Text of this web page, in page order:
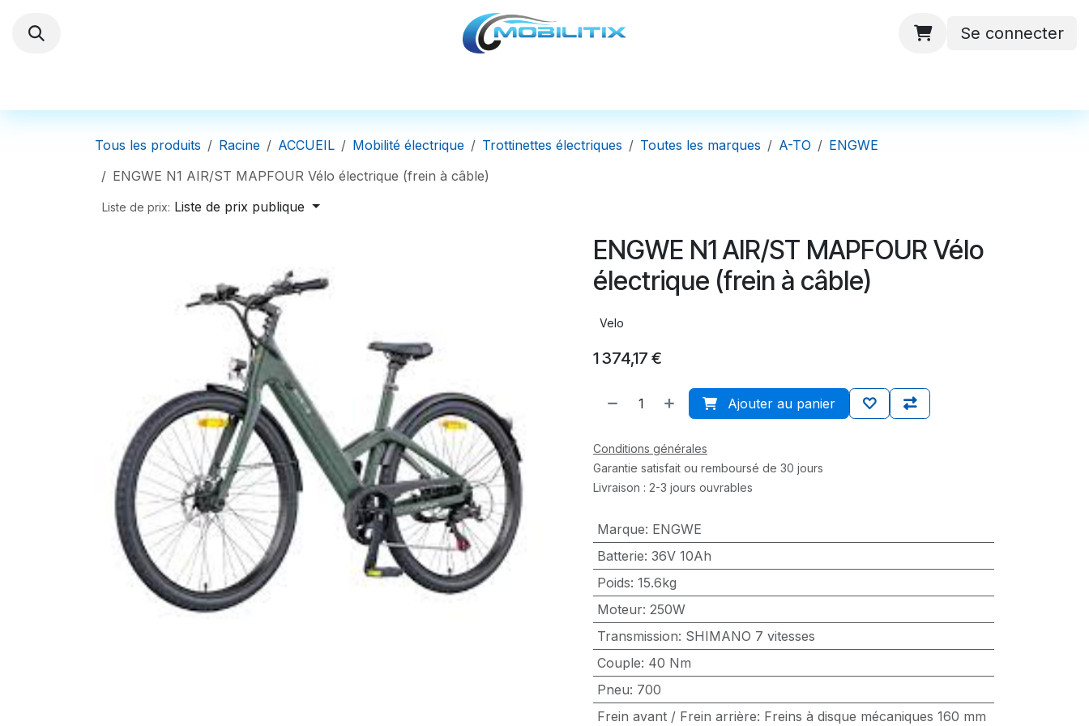
Se connecter
Tous les produits Racine ACCUEIL Mobilité électrique Trottinettes électriques Toutes les marques A-TO
ENGWE
ENGWE N1 AIR/ST MAPFOUR Vélo électrique (frein à câble)
Liste de prix: Liste de prix publique
ENGWE N1 AIR/ST MAPFOUR Vélo
électrique (frein à câble)
Velo
1 374,17 €
Ajouter au panier
Conditions générales
Garantie satisfait ou remboursé de 30 jours
Livraison : 2-3 jours ouvrables
Marque: ENGWE
Batterie: 36V 10Ah
Poids: 15.6kg
Moteur: 250W
Transmission: SHIMANO 7 vitesses
Couple: 40 Nm
Pneu: 700
Frein avant / Frein arrière: Freins à disque mécaniques 160 mm